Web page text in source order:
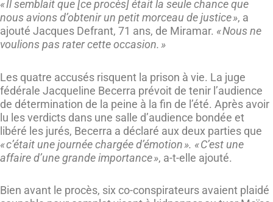
« Il semblait que [ce procès] était la seule chance que
nous avions d’obtenir un petit morceau de justice », a
ajouté Jacques Defrant, 71 ans, de Miramar. « Nous ne
voulions pas rater cette occasion. »
Les quatre accusés risquent la prison à vie. La juge
fédérale Jacqueline Becerra prévoit de tenir l’audience
de détermination de la peine à la fin de l’été. Après avoir
lu les verdicts dans une salle d’audience bondée et
libéré les jurés, Becerra a déclaré aux deux parties que
« c’était une journée chargée d’émotion ». « C’est une
affaire d’une grande importance », a-t-elle ajouté.
Bien avant le procès, six co-conspirateurs avaient plaidé